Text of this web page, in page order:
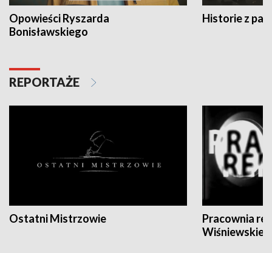
Opowieści Ryszarda
Bonisławskiego
Historie z
REPORTAŻE
Ostatni Mistrzowie
Pracownia